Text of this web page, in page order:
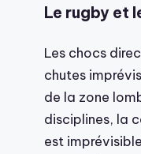
Le rugby et
Les chocs
chutes
de la zone
disciplines, la
est